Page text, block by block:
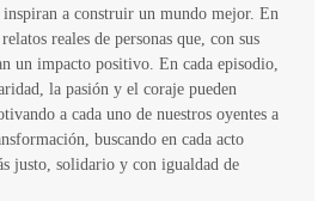
a construir un mundo mejor. En
reales de personas que, con sus
un impacto positivo. En cada episodio,
la pasión y el coraje pueden
a cada uno de nuestros oyentes a
buscando en cada acto
justo, solidario y con igualdad de